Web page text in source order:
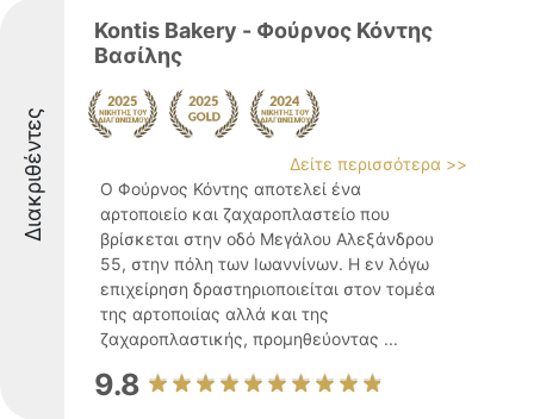
Διακριθέντες
Kontis Bakery - Φούρνος Κόντης
Βασίλης
Δείτε περισσότερα >>
Ο Φούρνος Κόντης αποτελεί ένα
αρτοποιείο και ζαχαροπλαστείο που
βρίσκεται στην οδό Μεγάλου Αλεξάνδρου
55, στην πόλη των Ιωαννίνων. Η εν λόγω
επιχείρηση δραστηριοποιείται στον τομέα
της αρτοποιίας αλλά και της
ζαχαροπλαστικής, προμηθεύοντας ...
9.8